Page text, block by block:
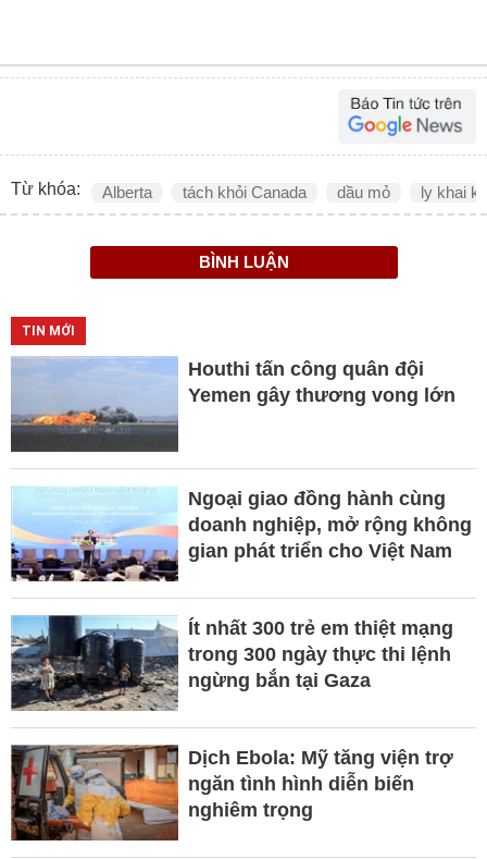
Từ khóa: Alberta tách khỏi Canada dầu mỏ ly khai
BÌNH LUẬN
TIN MỚI
Houthi tấn công quân đội
Yemen gây thương vong lớn
Ngoại giao đồng hành cùng
doanh nghiệp, mở rộng không
gian phát triển cho Việt Nam
Ít nhất 300 trẻ em thiệt mạng
trong 300 ngày thực thi lệnh
ngừng bắn tại Gaza
Dịch Ebola: Mỹ tăng viện trợ
ngăn tình hình diễn biến
nghiêm trọng